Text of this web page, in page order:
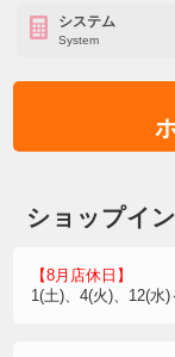
システム
System
ショップイ
【8月店休日】
1(土)、4(火)、12(水